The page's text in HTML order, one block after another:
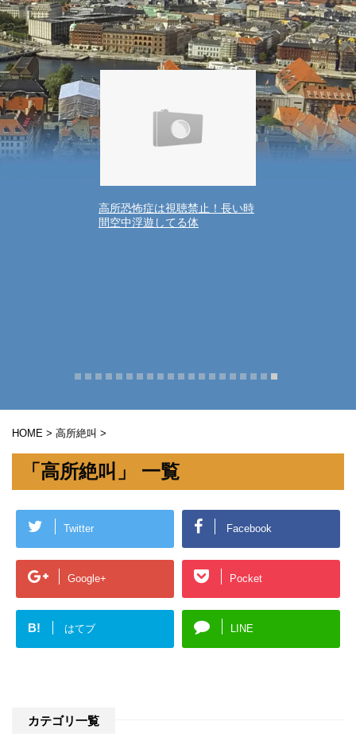
誰でも楽しめるお化け屋敷＋ジ
ェットコースターVR
HOME > 高所絶叫 >
「高所絶叫」 一覧
Twitter Facebook
Google+ Pocket
B! はてブ LINE
カテゴリ一覧